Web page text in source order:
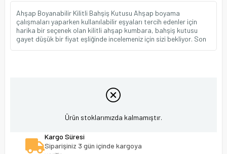
Ahşap Boyanabilir Kilitli Bahşiş Kutusu Ahşap boyama
çalışmaları yaparken kullanılabilir eşyaları tercih edenler için
harika bir seçenek olan kilitli ahşap kumbara, bahşiş kutusu
gayet düşük bir fiyat eşliğinde incelemeniz için sizi bekliyor. Son
Ürün stoklarımızda kalmamıştır.
Kargo Süresi
Siparişiniz 3 gün içinde kargoya